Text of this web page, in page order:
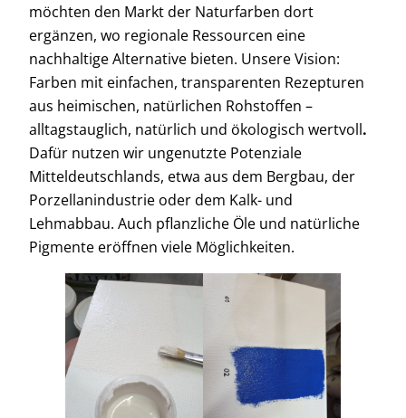
möchten den Markt der Naturfarben dort
ergänzen, wo regionale Ressourcen eine
nachhaltige Alternative bieten. Unsere Vision:
Farben mit einfachen, transparenten Rezepturen
aus heimischen, natürlichen Rohstoffen –
alltagstauglich, natürlich und ökologisch wertvoll.
Dafür nutzen wir ungenutzte Potenziale
Mitteldeutschlands, etwa aus dem Bergbau, der
Porzellanindustrie oder dem Kalk- und
Lehmabbau. Auch pflanzliche Öle und natürliche
Pigmente eröffnen viele Möglichkeiten.